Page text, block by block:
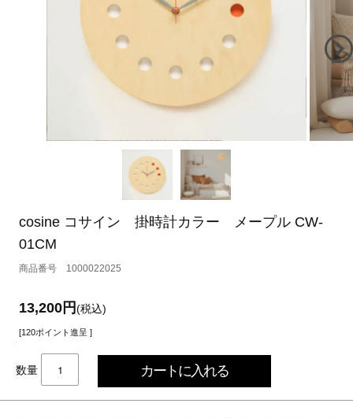
cosine コサイン 掛時計カラー メープル CW-
01CM
1000022025
13,200円(税込)
[120ポイント進呈 ]
数量